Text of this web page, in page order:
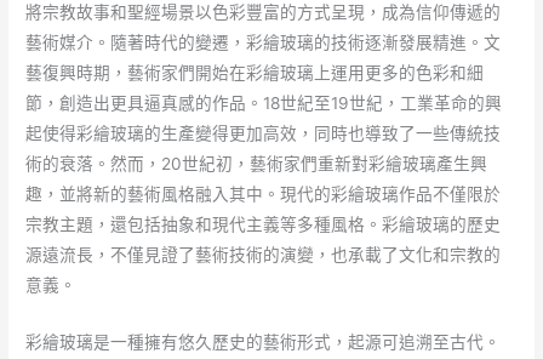
將宗教故事和聖經場景以色彩豐富的方式呈現，成為信仰傳遞的
藝術媒介。隨著時代的變遷，彩繪玻璃的技術逐漸發展精進。文
藝復興時期，藝術家們開始在彩繪玻璃上運用更多的色彩和細
節，創造出更具逼真感的作品。18世紀至19世紀，工業革命的興
起使得彩繪玻璃的生產變得更加高效，同時也導致了一些傳統技
術的衰落。然而，20世紀初，藝術家們重新對彩繪玻璃產生興
趣，並將新的藝術風格融入其中。現代的彩繪玻璃作品不僅限於
宗教主題，還包括抽象和現代主義等多種風格。彩繪玻璃的歷史
源遠流長，不僅見證了藝術技術的演變，也承載了文化和宗教的
意義。
彩繪玻璃是一種擁有悠久歷史的藝術形式，起源可追溯至古代。